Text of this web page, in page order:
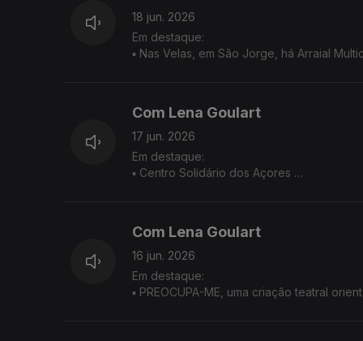
18 jun. 2026
Em destaque:
▪ Nas Velas, em São Jorge, há Arraial
▪ 'Emmanuel: Uma busca de sentido num
19 de junho na Igreja Matriz de Nossa
Com Lena Goulart
17 jun. 2026
Em destaque:
▪ Centro Solidário dos Açores
Com Lena Goulart
16 jun. 2026
Em destaque:
▪ PREOCUPA-ME, uma criação teatral